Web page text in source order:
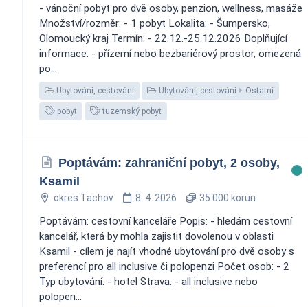
- vánoční pobyt pro dvě osoby, penzion, wellness, masáže
Množství/rozměr: - 1 pobyt Lokalita: - Šumpersko,
Olomoucký kraj Termín: - 22.12.-25.12.2026 Doplňující
informace: - přízemí nebo bezbariérový prostor, omezená
po...
Ubytování, cestování Ubytování, cestování Ostatní
pobyt tuzemský pobyt
Poptávám: zahraniční pobyt, 2 osoby,
Ksamil
okres Tachov 8. 4. 2026 35 000 korun
Poptávám: cestovní kanceláře Popis: - hledám cestovní
kancelář, která by mohla zajistit dovolenou v oblasti
Ksamil - cílem je najít vhodné ubytování pro dvě osoby s
preferencí pro all inclusive či polopenzi Počet osob: - 2
Typ ubytování: - hotel Strava: - all inclusive nebo
polopen...